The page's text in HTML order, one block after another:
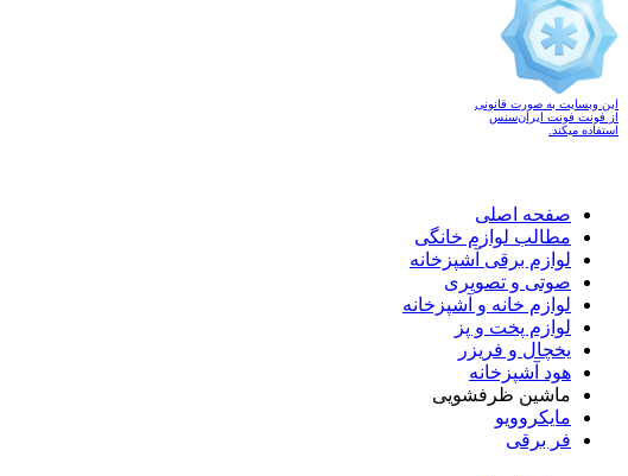
این وبسایت به صورت قانونی
از فونت فونت ایران‌سنس
استفاده میکند.
صفحه اصلی
مطالب لوازم خانگی
لوازم برقی آشپزخانه
صوتی و تصویری
لوازم خانه و آشپزخانه
لوازم پخت و پز
یخچال و فریزر
هود آشپزخانه
ماشین ظرفشویی
مایکروویو
فر برقی